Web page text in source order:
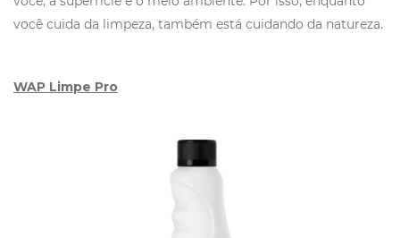
você cuida da limpeza, também está cuidando da natureza.
WAP Limpe Pro